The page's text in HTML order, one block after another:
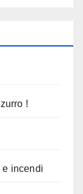
!
e incendi